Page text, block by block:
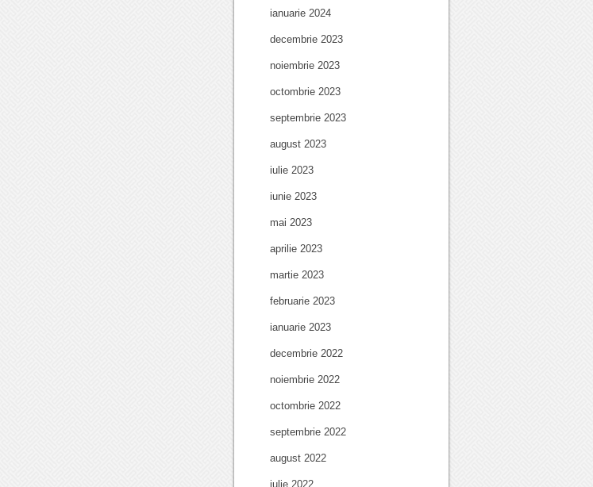
ianuarie 2024
decembrie 2023
noiembrie 2023
octombrie 2023
septembrie 2023
august 2023
iulie 2023
iunie 2023
mai 2023
aprilie 2023
martie 2023
februarie 2023
ianuarie 2023
decembrie 2022
noiembrie 2022
octombrie 2022
septembrie 2022
august 2022
iulie 2022